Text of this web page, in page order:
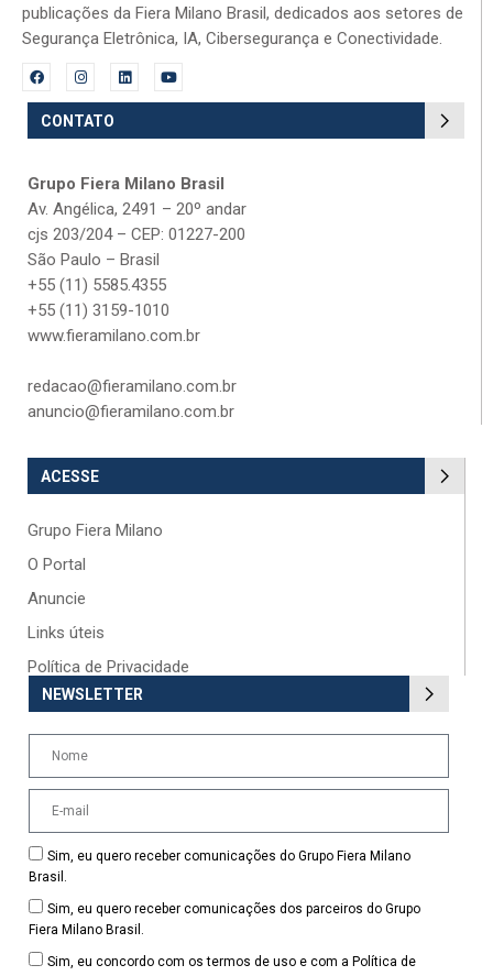
publicações da Fiera Milano Brasil, dedicados aos setores de
Segurança Eletrônica, IA, Cibersegurança e Conectividade.
CONTATO
Grupo Fiera Milano Brasil
Av. Angélica, 2491 – 20º andar
cjs 203/204 – CEP: 01227-200
São Paulo – Brasil
+55 (11) 5585.4355
+55 (11) 3159-1010
www.fieramilano.com.br
redacao@fieramilano.com.br
anuncio@fieramilano.com.br
ACESSE
Grupo Fiera Milano
O Portal
Anuncie
Links úteis
Política de Privacidade
NEWSLETTER
Sim, eu quero receber comunicações do Grupo Fiera Milano
Brasil.
Sim, eu quero receber comunicações dos parceiros do Grupo
Fiera Milano Brasil.
Sim, eu concordo com os termos de uso e com a Política de